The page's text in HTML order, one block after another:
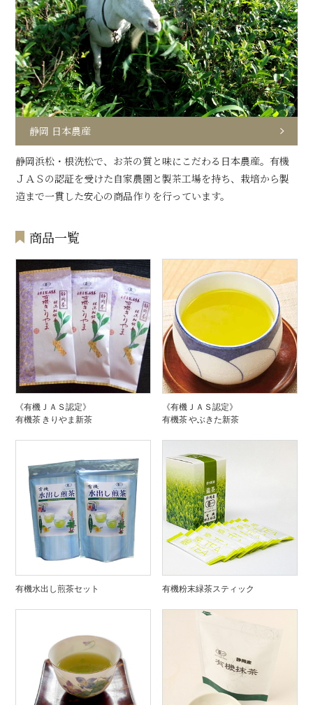
静岡 日本農産
静岡浜松・根洗松で、お茶の質と味にこだわる日本農産。有機
ＪＡＳの認証を受けた自家農園と製茶工場を持ち、栽培から製
造まで一貫した安心の商品作りを行っています。
商品一覧
《有機ＪＡＳ認定》
有機茶 きりやま新茶
《有機ＪＡＳ認定》
有機茶 やぶきた新茶
有機水出し煎茶セット 有機粉末緑茶スティック